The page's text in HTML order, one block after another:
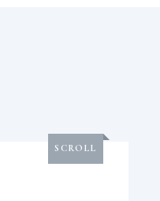
SCROLL